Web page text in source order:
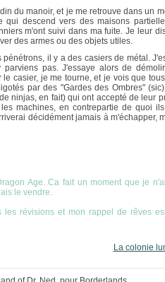
du manoir, et je me retrouve dans un
descend vers des maisons
m'ont suivi dans ma fuite. Je leur
des armes ou des objets utiles.
il y a des casiers de métal.
pas. J'essaye alors de
casier, je me tourne, et je vois que
par des "Gardes des Ombres"
ninjas, en fait) qui ont accepté de leur
machines, en contrepartie de quoi
décidément jamais à m'échapper,
Age. Ca fait un moment que je
le vendre.
les révisions et mon rappel de rêves
La colonie